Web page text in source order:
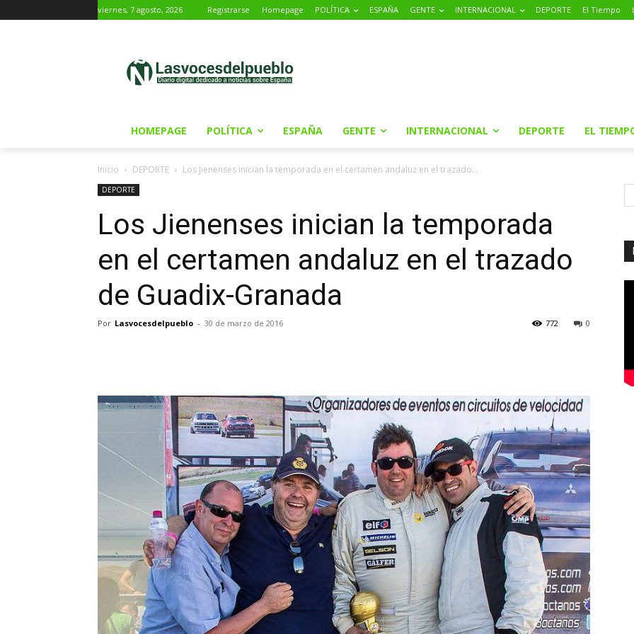
viernes, 7 agosto, 2026 Registrarse Homepage POLÍTICA ESPAÑA GENTE INTERNACIONAL DEPORTE El Tiempo
HOMEPAGE POLÍTICA ESPAÑA GENTE INTERNACIONAL DEPORTE EL
Inicio DEPORTE Los Jienenses inician la temporada en el certamen andaluz en el trazado...
DEPORTE
Los Jienenses inician la temporada
en el certamen andaluz en el trazado
de Guadix-Granada
Por Lasvocesdelpueblo - 30 de marzo de 2016 0
772